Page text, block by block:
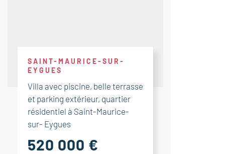
SAINT-MAURICE-SUR-
EYGUES
Villa avec piscine, belle terrasse
et parking extérieur, quartier
résidentiel à Saint-Maurice-
sur- Eygues
520 000 €